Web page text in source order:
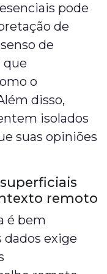
pode
de
de
que
o
disso,
isolados
suas opiniões
remoto
é bem
dados exige